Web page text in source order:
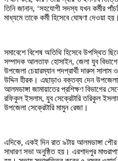
তিনি জানান, ‘সহযোগী সদস্য যখন কর্মীর
মাধ্যমে তাকে কর্মী হিসেবে ঘোষণা দেওয়া
সমাবেশে বিশেষ অতিথি হিসেবে উপস্থিত
সম্পাদক আলতাফ হোসাইন, জেলা যুব
উপজেলা চেয়ারম্যান পদপ্রার্থী দারুস সালাম
উদ্দিন হীরক। এছাড়াও বক্তব্য দেন
আলমডাঙ্গা জামায়াতের প্রশিক্ষণ বিভাগের
রফিকুল ইসলাম, যুব সেক্রেটারি তরিকুল
উপজেলা সেক্রেটারি মামুন রেজা।
এদিকে, একই দিন রাত ৯টায় আলমডাঙ্গা
সাধারণ সভা অনুষ্ঠিত হয়। এরশাদপুর